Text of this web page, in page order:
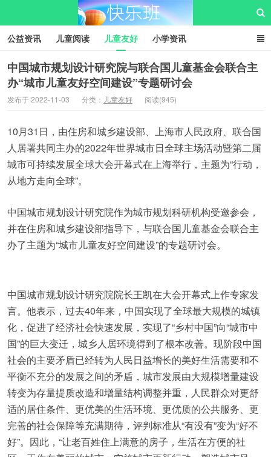
快乐班儿童公益网
公益资讯 儿童阅读 儿童友好 小学资讯
儿童性教育 公益项目 资源中心 儿童发展交流club
儿童树洞心声 i快乐班
中国城市规划设计研究院与联合国儿童基金会联合主
办“城市儿童友好空间建设”专题研讨会
发布于 2022-11-03 分类： 儿童友好 阅读(945)
10月31日，由住房和城乡建设部、上海市人民政府、联合国
人居署共同主办的2022年世界城市日全球主场活动暨第二届
城市可持续发展全球大会开幕式在上海举行，主题为“行动，
从地方走向全球”。
中国城市规划设计研究院作为城市规划科研机构受邀参会，
并在住房和城乡建设部指导下，与联合国儿童基金会联合主
办了主题为“城市儿童友好空间建设”的专题研讨会。
中国城市规划设计研究院院长王凯在大会开幕式上作专家发
言。他表示，过去40年来，中国实现了全球最大规模的城镇
化，促进了经济社会快速发展，实现了“乡村中国”向“城市中
国”的巨大变迁，城乡人居环境得到了根本改善。现阶段中国
社会的主要矛盾已经转为人民日益增长的美好生活需要和不
平衡不充分的发展之间的矛盾，城市发展由大规模增量建设
转变为存量提质改造和增量结构调整并重，人民群众对更舒
适的居住条件、更优美的生活环境、更优质的公共服务、更
完善的社会保障等充满期待，评判标准从“有没有”变为“好不
好”。因此，“让老百姓住上满意的房子，生活在方便的社